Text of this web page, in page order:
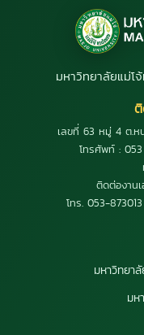
มหาวิทยาลัยแม่โ
เลขที่ 63 หมู่ 4 ต.ห
โทรศัพท์ :
ติดต่องาน
โทร. 053-
มหาวิทยา
มห